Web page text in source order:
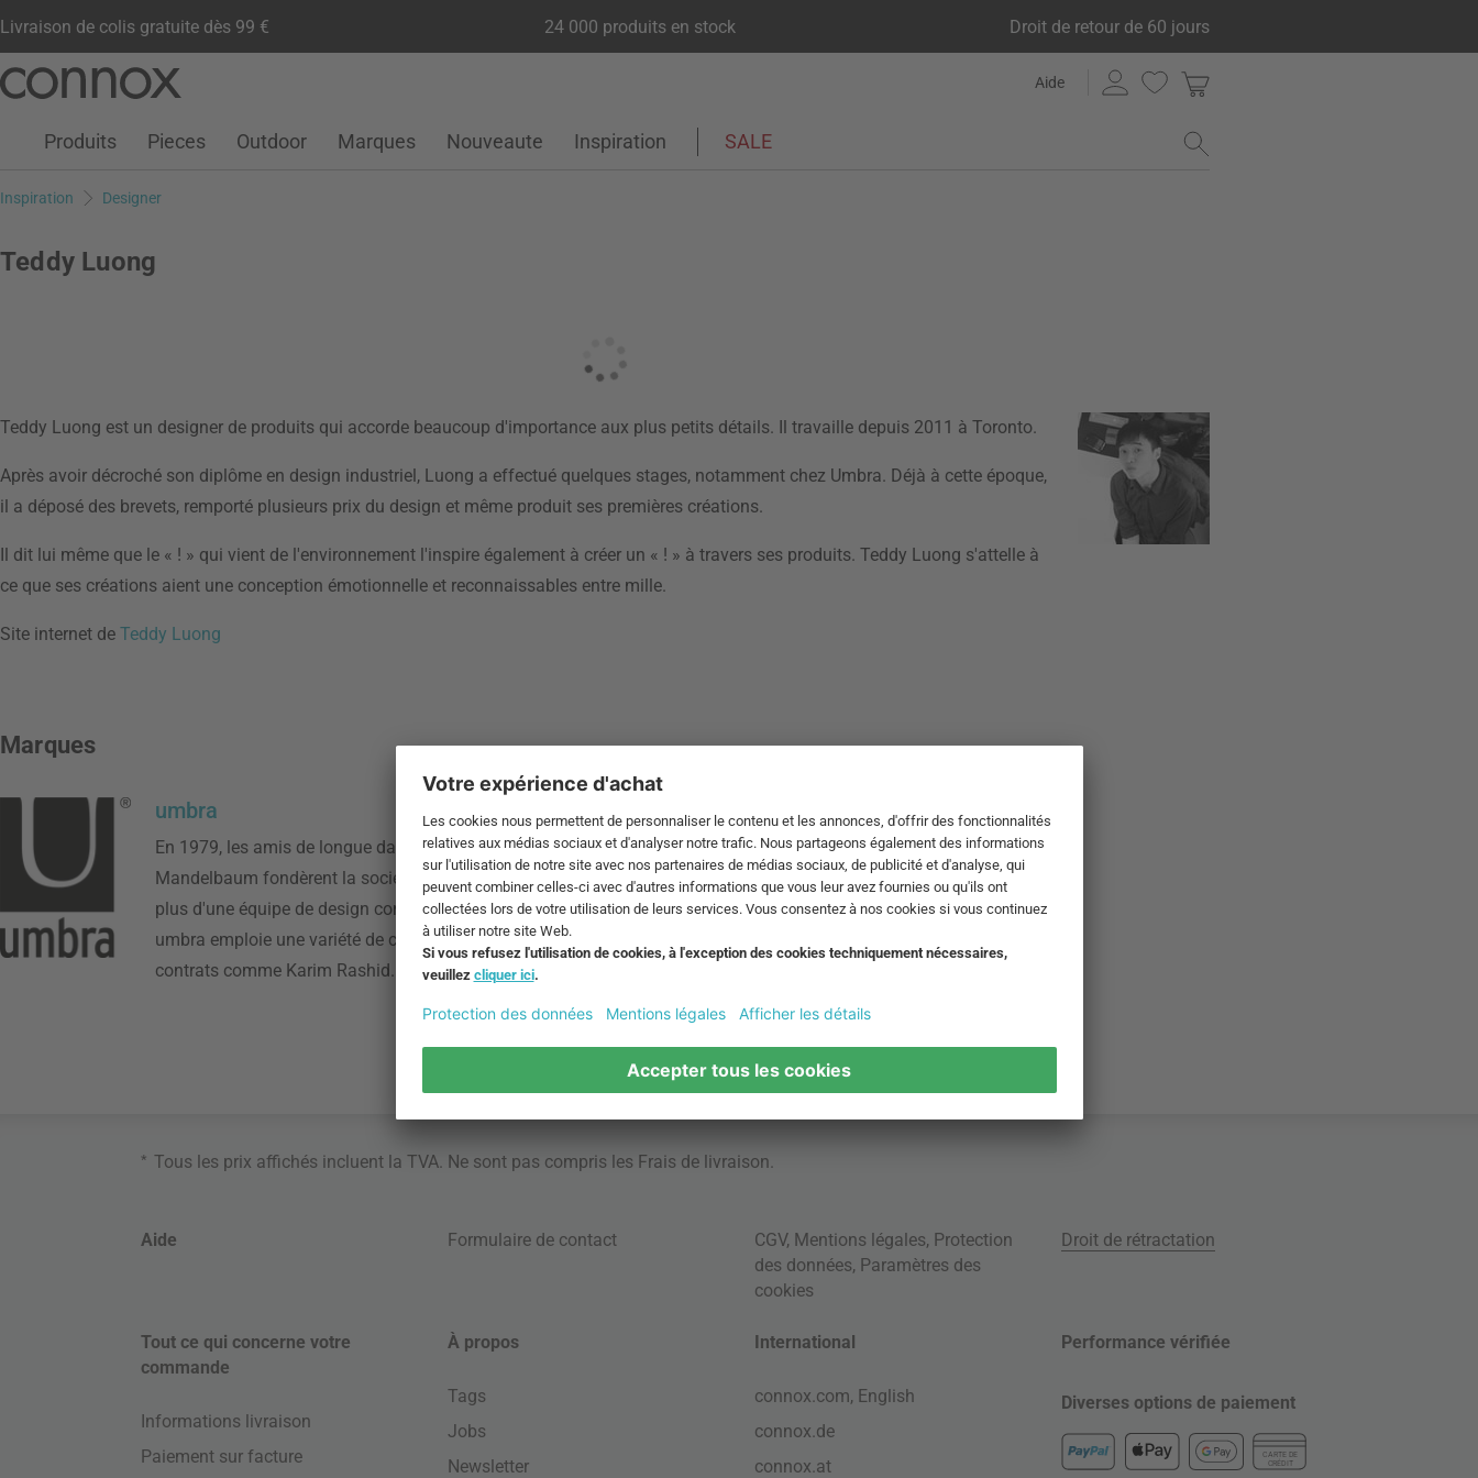
Livraison de colis gratuite dès 99 € 24 000 produits en stock Droit de retour de 60 jours
contenu
Aide
Compte clientListe de souhaits
Warenkorb
Produits Pieces Outdoor Marques Nouveaute Inspiration SALE
Inspiration Designer
Teddy Luong
Teddy Luong est un designer de produits qui accorde beaucoup d'importance aux plus petits détails. Il travaille depuis 2011 à Toronto.
Après avoir décroché son diplôme en design industriel, Luong a effectué quelques stages, notamment chez Umbra. Déjà à cette époque,
il a déposé des brevets, remporté plusieurs prix du design et même produit ses premières créations.
Il dit lui même que le « ! » qui vient de l'environnement l'inspire également à créer un « ! » à travers ses produits. Teddy Luong s'attelle à
ce que ses créations aient une conception émotionnelle et reconnaissables entre mille.
Site internet de Teddy Luong
Marques
umbra
En 1979, les amis de longue date Paul Rowan et Les
Mandelbaum fondèrent la société canadienne umbra. En
plus d'une équipe de design composée de 30 membres,
umbra emploie une variété de créateurs connus sous
contrats comme Karim Rashid.
* Tous les prix affichés incluent la TVA. Ne sont pas compris les Frais de livraison
Aide Formulaire de contact CGV, Mentions légales, Protection
des données, Paramètres des
cookies
Droit de rétractation
Tout ce qui concerne votre
commande
Informations livraison
Paiement sur facture
À propos
Tags
Jobs
Newsletter
International
connox.com, English
connox.de
connox.at
Performance vérifiée
Diverses options de paiement
CARTE DE
CRÉDIT